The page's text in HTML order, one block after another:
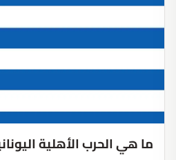
ما هي الحرب الأهلية